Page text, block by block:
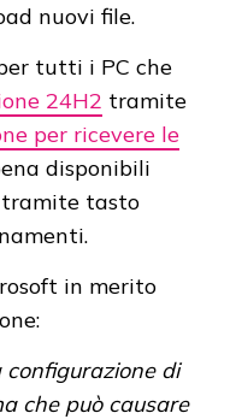
nuovi file.
tutti i PC che
24H2 tramite
per ricevere le
disponibili
tasto
in merito
di
che può causare